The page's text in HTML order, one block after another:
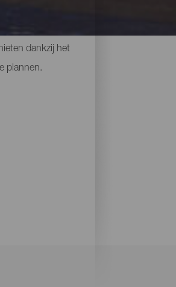
dankzij het
plannen.